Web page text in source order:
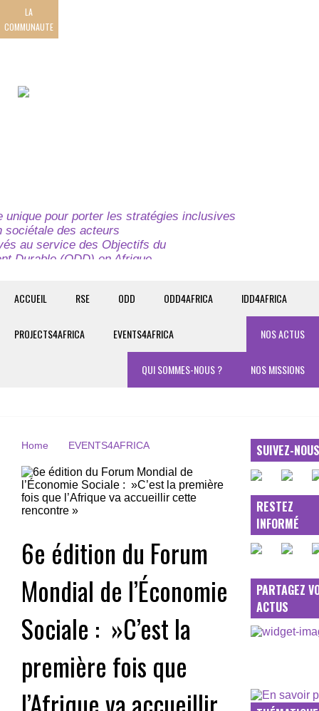
LA
COMMUNAUTE
unique pour porter les stratégies inclusives
sociétale des acteurs
au service des Objectifs du
Durable (ODD) en Afrique.
ACCUEIL RSE ODD ODD4AFRICA IDD4AFRICA
PROJECTS4AFRICA EVENTS4AFRICA NOS ACTUS
NOS MISSIONS
QUI SOMMES-NOUS ?
Home EVENTS4AFRICA
6e édition du Forum
Mondial de l’Économie
Sociale : »C’est la
première fois que
l’Afrique va accueillir
SUIVEZ-
RESTEZ
INFORMÉ
PARTAGEZ
ACTUS